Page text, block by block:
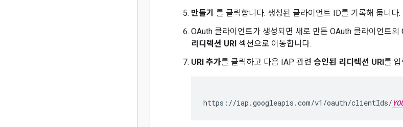
만들기 를 클릭합니다. 생성된 클라이언트 ID를 기록해 둡니다.
OAuth 클라이언트가 생성되면 새로 만든 OAuth 클라이언트
리디렉션 URI 섹션으로 이동합니다.
URI 추가를 클릭하고 다음 IAP 관련 승인된 리디렉션 URI를 입
https://iap.googleapis.com/v1/oauth/clientIds/